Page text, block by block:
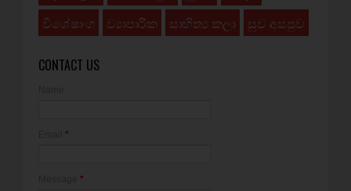
විශේෂාංග
ව්‍යාපාරික සාහිත්‍ය කලා සුව අසපුව
CONTACT US
*
*